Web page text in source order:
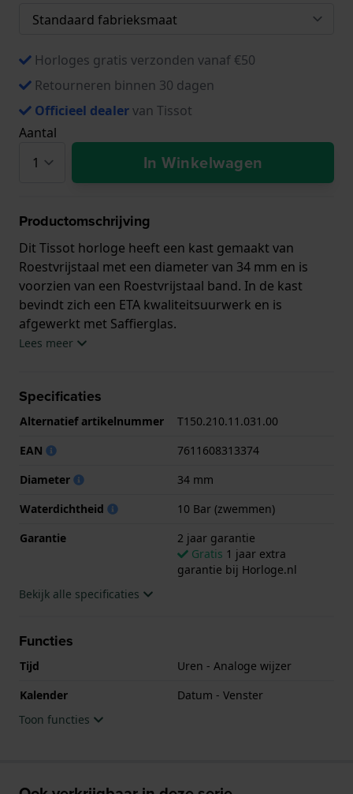
Horloges gratis verzonden vanaf €50
Retourneren binnen 30 dagen
Officieel dealervan Tissot
Aantal
In Winkelwagen
Productomschrijving
Dit Tissot horloge heeft een kast gemaakt van
Roestvrijstaal met een diameter van 34 mm en is
voorzien van een Roestvrijstaal band. In de kast
bevindt zich een ETA kwaliteitsuurwerk en is
afgewerkt met Saffierglas.
horloge geleverd met 2 jaar garantie.
Lees meer
Specificaties
Alternatief artikelnummer
T150.210.11.031.00
EAN
7611608313374
Diameter
34 mm
Waterdichtheid
10 Bar (zwemmen)
Garantie
2 jaar garantie
Gratis 1 jaar extra
garantie bij Horloge.nl
Bekijk alle specificaties
Functies
Tijd
Uren - Analoge wijzer
Kalender
Datum - Venster
Toon functies